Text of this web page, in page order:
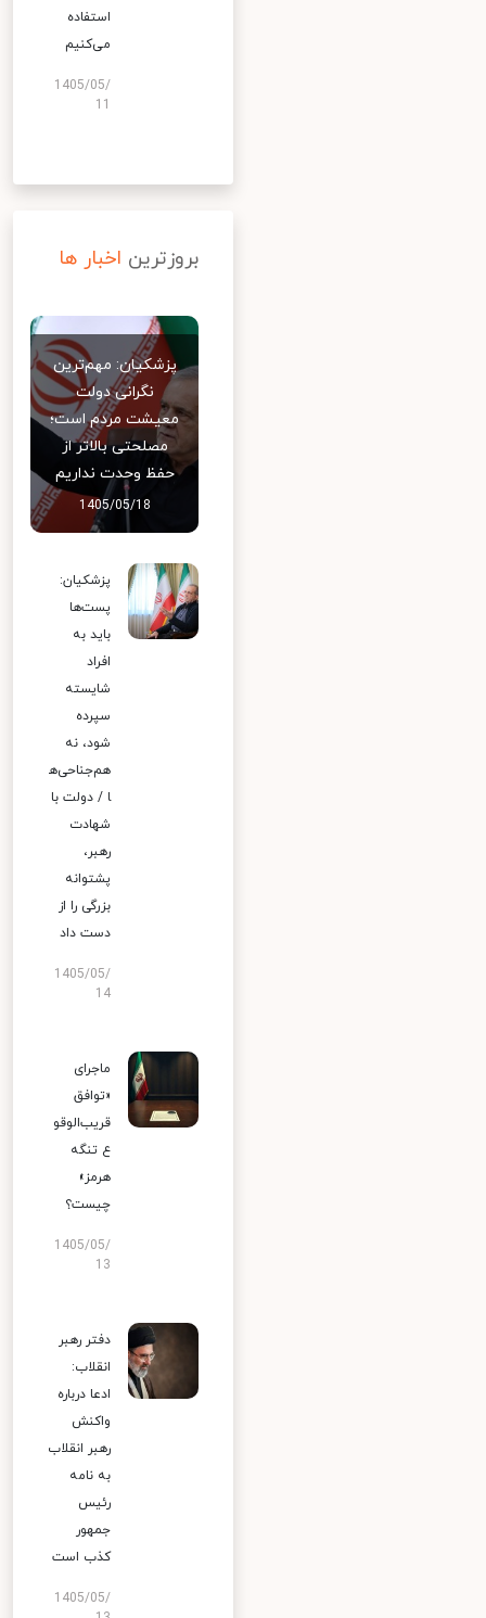
استفاده
می‌کنیم
1405/05/
بروزترین اخبار ها
پزشکیان: مهم‌ترین
نگرانی دولت
معیشت مردم است؛
مصلحتی بالاتر از
حفظ وحدت نداریم
1405/05/18
پزشکیان:
پست‌ها
باید به
افراد
شایسته
سپرده
شود، نه
هم‌جناحی‌ه
ا / دولت با
شهادت
رهبر،
پشتوانه
بزرگی را از
دست داد
1405/05/
14
ماجرای
«توافق
قریب‌الوقو
ع تنگه
هرمز»
چیست؟
1405/05/
13
دفتر رهبر
انقلاب:
ادعا درباره
واکنش
رهبر انقلاب
به نامه
رئیس
جمهور
کذب است
1405/05/